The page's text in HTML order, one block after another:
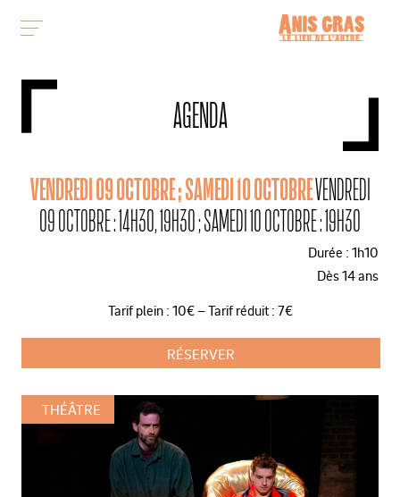
AGENDA
VENDREDI 09 OCTOBRE ; SAMEDI 10 OCTOBREVENDREDI
09 OCTOBRE : 14H30, 19H30 ; SAMEDI 10 OCTOBRE : 19H30
Durée : 1h10
Dès 14 ans
Tarif plein : 10€ – Tarif réduit : 7€
RÉSERVER
THÉÂTRE